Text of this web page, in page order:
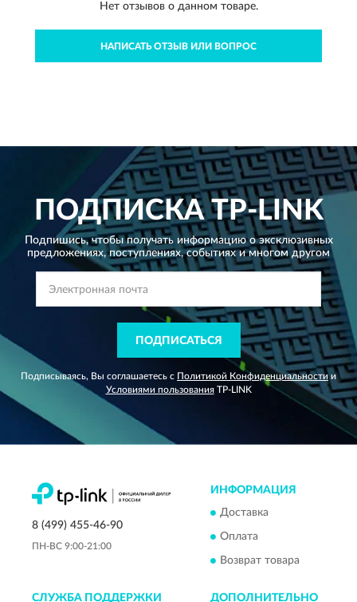
Нет отзывов о данном товаре.
НАПИСАТЬ ОТЗЫВ ИЛИ ВОПРОС
ПОДПИСКАTP-LINK
Подпишись, чтобы получать информацию о эксклюзивных
предложениях,поступлениях, событиях и многом другом
ПОДПИСАТЬСЯ
Подписываясь, Вы соглашаетесь с Политикой Конфиденциальности и
Условиями пользованияTP-LINK
8 (499) 455-46-90
ПН-ВС 9:00-21:00
ИНФОРМАЦИЯ
Доставка
Оплата
Возврат товара
СЛУЖБА ПОДДЕРЖКИ ДОПОЛНИТЕЛЬНО